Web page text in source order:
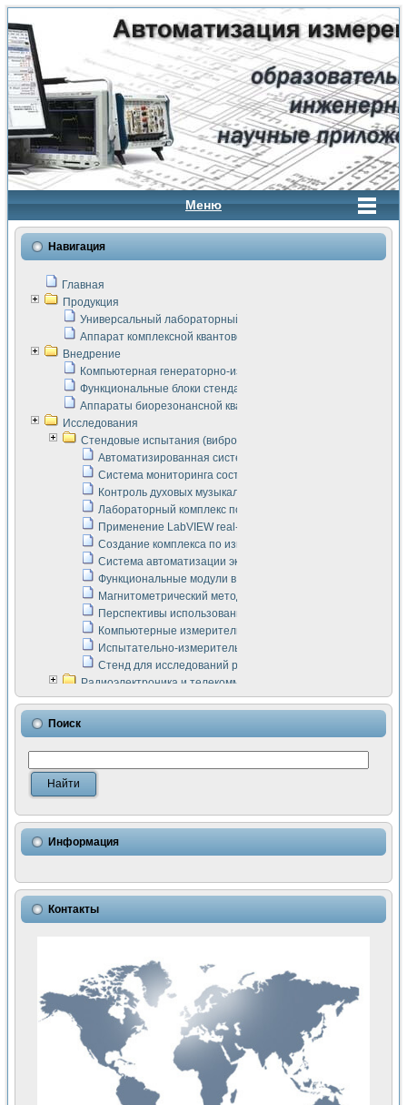
Меню
Навигация
Главная
Продукция
Универсальный лабораторный стенд "Сигнал-USB"
Аппарат комплексной квантовой терапии Интроскан
Внедрение
Компьютерная генераторно-измерительная система
Функциональные блоки стенда "Сигнал-USB"
Аппараты биорезонансной квантовой терапии серии СКАН
Исследования
Стендовые испытания (виброакустика, тензометрия и т.п.)
Автоматизированная система измерения параметров
Система мониторинга состояния тяговых
Контроль духовых музыкальных инструментов
Лабораторный комплекс по исследованию элементной
Применение LabVIEW real-time module для
Создание комплекса по измерению скорости подвижного
Система автоматизации экспериментальных
Функциональные модули в стандарте Nl SCXI для
Магнитометрический метод в дефектоскопии сварных
Перспективы использования машинного зрения в
Компьютерные измерительные системы для
Испытательно-измерительный комплекс аппаратуры для
Стенд для исследований рабочих процессов ДВС в
Радиоэлектроника и телекоммуникации
LabVIEW в расчетах радиолиний систем передачи данных
Аппаратно-программный комплекс для исследования
Виртуальный лабораторный стенд для исследования
Измерение шумовых параметров операционных
Измерительный преобразователь на основе цифровой
Использование NI LabVIEW для математического
Исследовние возможности создания измерителя ВАХ
Математическое моделирование генератора сигналов -
Применение осциллографического модуля с высоким
Симуляция отклика импульсного радиолокационного
Автоматизация формирования уравнений состояния для
Разработка автоматизированного стенда для измерения
Применение среды LabVIEW для построения картины
Портативная система для определения показателей
Использование LabVIEW для управления источником
Устройство для снятия вольт-амперных характеристик
Передовые научные технологии: нано-, фемто-,
Автоматизированная установка по измерению временных
Автоматизированный лабораторный комплекс на базе
Визуализация моделирования и оптимизации тепловой
Поиск
Информация
Контакты